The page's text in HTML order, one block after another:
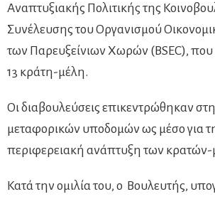
Αναπτυξιακής Πολιτικής της
Συνέλευσης του Οργανισμού
των Παρευξείνιων Χωρών (BSEC), που
13 κράτη-μέλη.
Οι διαβουλεύσεις επικεντρώθηκαν
μεταφορικών υποδομών ως μέσο για
περιφερειακή ανάπτυξη των
Κατά την ομιλία του, ο Βουλευτής,